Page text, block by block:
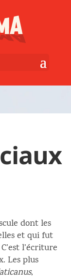
dont les
et qui fut
l’écriture
Les plus
,